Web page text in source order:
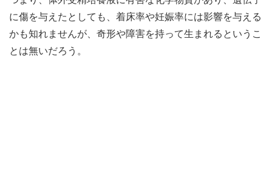
に傷を与えたとしても、着床率や妊娠率には影響を与える
かも知れませんが、奇形や障害を持って生まれるというこ
とは無いだろう。